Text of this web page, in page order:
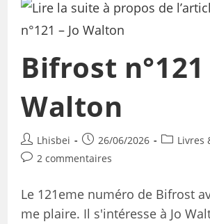
Bifrost n°121
Walton
Lhisbei 26/06/2026
Livres
2 commentaires
Le 121eme numéro de Bifrost
me plaire. Il s'intéresse à Jo